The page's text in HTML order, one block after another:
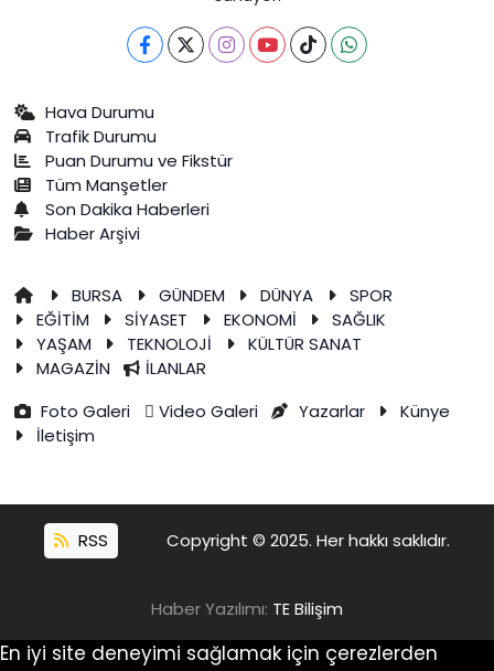
Hava Durumu
Trafik Durumu
Puan Durumu ve Fikstür
Tüm Manşetler
Son Dakika Haberleri
Haber Arşivi
BURSA GÜNDEM DÜNYA
SPOR
EĞİTİM
SİYASET EKONOMİ
SAĞLIK
YAŞAM
TEKNOLOJİ
KÜLTÜR SANAT
MAGAZİN
İLANLAR
Foto Galeri
Video Galeri Yazarlar
Künye
İletişim
RSS Copyright © 2025. Her hakkı saklıdır.
Haber Yazılımı: TE Bilişim
En iyi site deneyimi sağlamak için çerezlerden